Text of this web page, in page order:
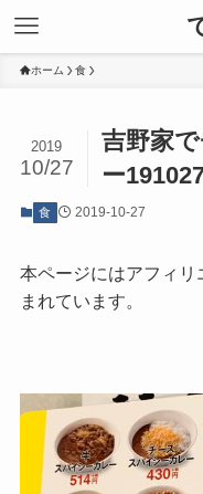
ホーム 食
吉野家
ー
2019
10/27
食 2019-10-27
本ページにはアフィ
まれています。